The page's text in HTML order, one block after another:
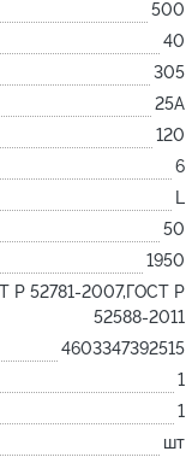
500
40
305
25А
120
6
L
50
1950
Р 52781-2007,ГОСТ Р
52588-2011
4603347392515
1
1
шт